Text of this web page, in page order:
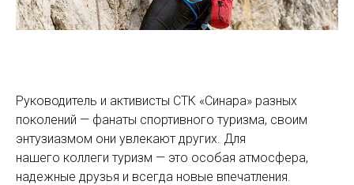
Руководитель и активисты СТК «Синара» разных
поколений — фанаты спортивного туризма, своим
энтузиазмом они увлекают других. Для
нашего коллеги туризм — это особая атмосфера,
надежные друзья и всегда новые впечатления.